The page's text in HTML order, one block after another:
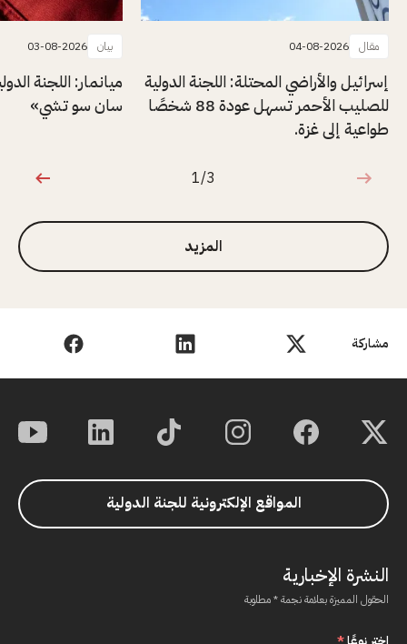
مشاركة
مقال 04-08-2026
إسرائيل والأراضي المحتلة: اللجنة الدولية
للصليب الأحمر تسهل عودة 88 شخصًا
طواعية إلى غزة.
بيان 03-08-2026
ميانمار: اللجنة
سان سو تشي»
1 من 3
1/3
المزيد
المواقع الإلكترونية للجنة الدولية
النشرة الإخبارية
الحقول المميزة بعلامة نجمة * مطلوبة